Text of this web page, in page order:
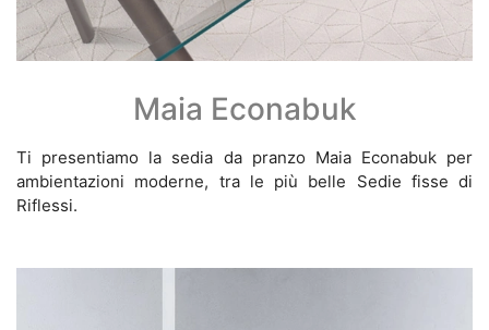
Maia Econabuk
Ti presentiamo la sedia da pranzo Maia Econabuk per
ambientazioni moderne, tra le più belle Sedie fisse di
Riflessi.